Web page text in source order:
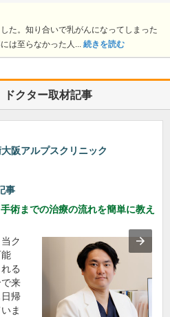
た。知り合いで乳がんになってしまった
は至らなかった人... 続きを読む
ドクター取材記事
阪アルプスクリニック
事
術までの治療の流れを簡単に教え
ク
る
来
帰
ま